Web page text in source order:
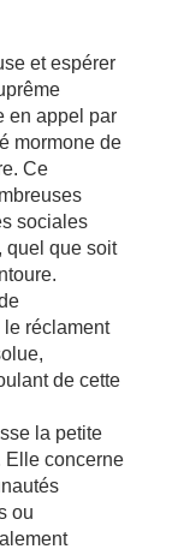
et espérer
en appel par
mormone de
Ce
sociales
quel que soit
réclament
de cette
la petite
Elle concerne
ou